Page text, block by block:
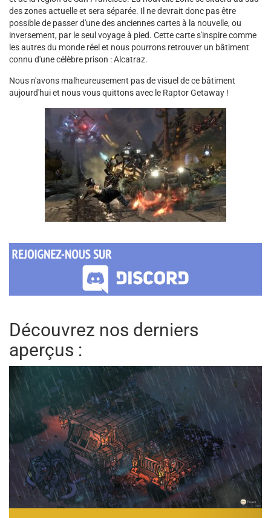
des zones actuelle et sera séparée. Il ne devrait donc pas être
possible de passer d'une des anciennes cartes à la nouvelle, ou
inversement, par le seul voyage à pied. Cette carte s'inspire comme
les autres du monde réel et nous pourrons retrouver un bâtiment
connu d'une célèbre prison : Alcatraz.
Nous n'avons malheureusement pas de visuel de ce bâtiment
aujourd'hui et nous vous quittons avec le Raptor Getaway !
Découvrez nos derniers
aperçus :